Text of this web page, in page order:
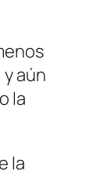
aún
la
la